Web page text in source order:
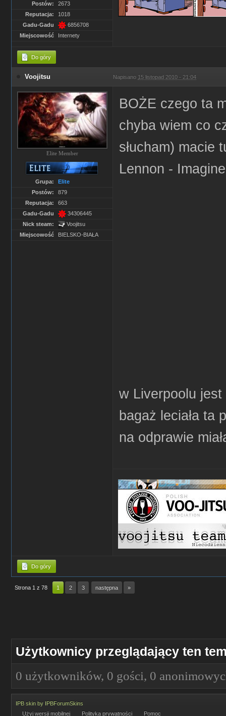
Postów:
2673
Reputacja:
1018
Gadu-Gadu
6856708
Miejscowość
Internety
Do góry
Voojitsu Napisano 15 listopad 2010 - 21:04
Elite Member
Grupa:
Elite
Postów:
879
Reputacja:
663
Gadu-Gadu
34306445
Nick steam:
Voojitsu
Miejscowość
BIELSKO-BIAŁA
BOŻE czego ta
chyba wiem co
słucham) macie
Lennon -
w Liverpoolu jest
bagaż leciała ta
na odprawie
Do góry
Strona 1 z 78 1 2 3 następna »
Użytkownicy przeglądający ten
0 użytkowników, 0 gości, 0
IPB skin by
IPBForumSkins
Użyj wersji mobilnej
Polityka prywatności Pomoc